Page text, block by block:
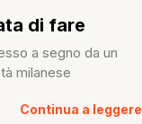
di fare
a segno da un
milanese
Continua a leggere